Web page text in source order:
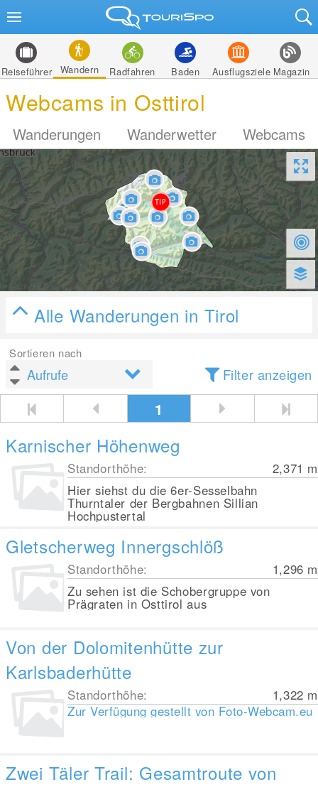
Reiseführer Wandern Radfahren Baden Ausflugsziele Magazin
Webcams in Osttirol
Wanderungen Wanderwetter Webcams
Alle Wanderungen in Tirol
Sortieren nach
Filter anzeigen
1
Karnischer Höhenweg
Standorthöhe: 2,371 m
Hier siehst du die 6er-Sesselbahn
Thurntaler der Bergbahnen Sillian
Hochpustertal
Gletscherweg Innergschlöß
Standorthöhe: 1,296 m
Zu sehen ist die Schobergruppe von
Prägraten in Osttirol aus
Von der Dolomitenhütte zur
Karlsbaderhütte
Standorthöhe: 1,322 m
Zur Verfügung gestellt von Foto-Webcam.eu
Zwei Täler Trail: Gesamtroute von